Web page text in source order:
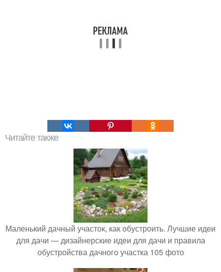
Читайте также
Маленький дачный участок, как обустроить. Лучшие идеи
для дачи — дизайнерские идеи для дачи и правила
обустройства дачного участка 105 фото